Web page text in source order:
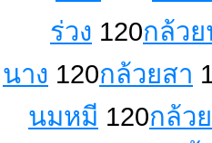
ร่วง 120กล้ว
นาง 120กล้วยสา
นมหมี 120กล้ว